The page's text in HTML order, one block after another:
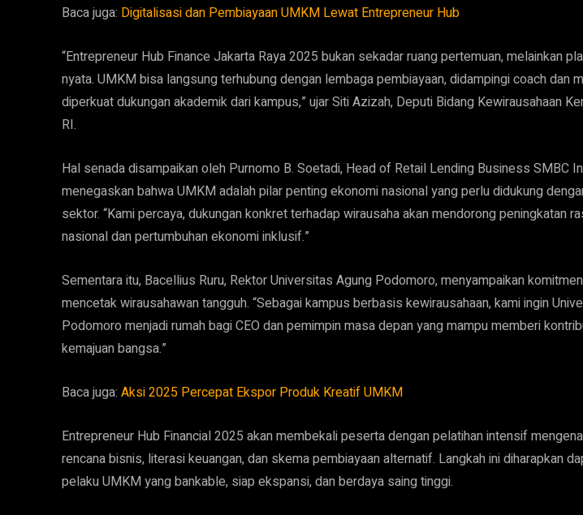
Baca juga: Digitalisasi dan Pembiayaan UMKM Lewat Entrepreneur Hub
“Entrepreneur Hub Finance Jakarta Raya 2025 bukan sekadar ruang pertemuan, melainkan
nyata. UMKM bisa langsung terhubung dengan lembaga pembiayaan, didampingi coach dan
diperkuat dukungan akademik dari kampus,” ujar Siti Azizah, Deputi Bidang Kewirausahaan
RI.
Hal senada disampaikan oleh Purnomo B. Soetadi, Head of Retail Lending Business SMBC
menegaskan bahwa UMKM adalah pilar penting ekonomi nasional yang perlu didukung
sektor. “Kami percaya, dukungan konkret terhadap wirausaha akan mendorong peningkatan
nasional dan pertumbuhan ekonomi inklusif.”
Sementara itu, Bacellius Ruru, Rektor Universitas Agung Podomoro, menyampaikan
mencetak wirausahawan tangguh. “Sebagai kampus berbasis kewirausahaan, kami ingin
Podomoro menjadi rumah bagi CEO dan pemimpin masa depan yang mampu memberi
kemajuan bangsa.”
Baca juga: Aksi 2025 Percepat Ekspor Produk Kreatif UMKM
Entrepreneur Hub Financial 2025 akan membekali peserta dengan pelatihan intensif
rencana bisnis, literasi keuangan, dan skema pembiayaan alternatif. Langkah ini diharapkan
pelaku UMKM yang bankable, siap ekspansi, dan berdaya saing tinggi.